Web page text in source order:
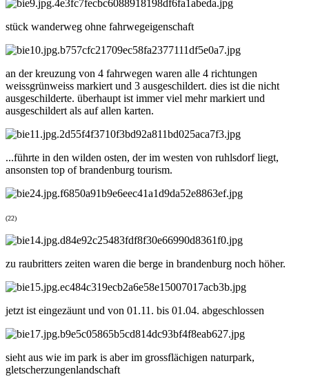
stück wanderweg ohne fahrwegeigenschaft
an der kreuzung von 4 fahrwegen waren alle 4 richtungen
weissgrünweiss markiert und 3 ausgeschildert. dies ist die nicht
ausgeschilderte. überhaupt ist immer viel mehr markiert und
ausgeschildert als auf allen karten.
...führte in den wilden osten, der im westen von ruhlsdorf liegt,
ansonsten top of brandenburg tourism.
(22)
zu raubritters zeiten waren die berge in brandenburg noch höher.
jetzt ist eingezäunt und von 01.11. bis 01.04. abgeschlossen
sieht aus wie im park is aber im grossflächigen naturpark,
gletscherzungenlandschaft